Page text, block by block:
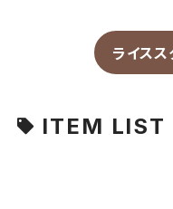
ライスス
ITEM LIST